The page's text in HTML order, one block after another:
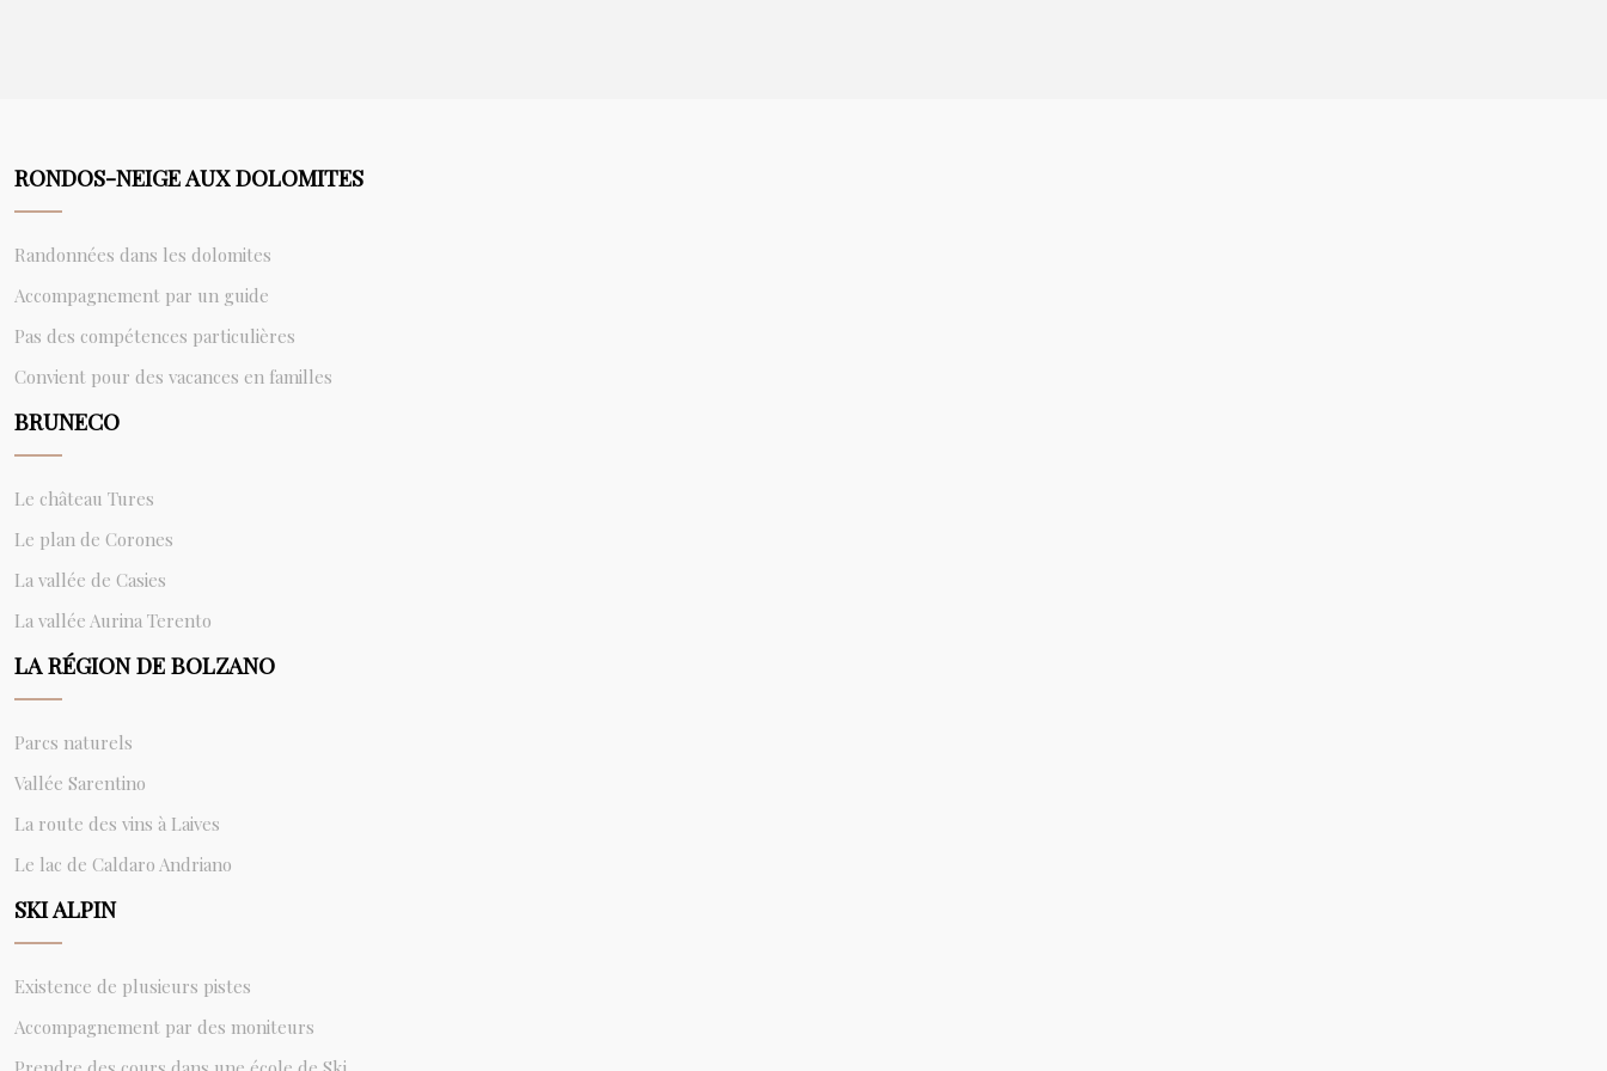
RONDOS-NEIGE AUX DOLOMITES
Randonnées dans les dolomites
Accompagnement par un guide
Pas des compétences particulières
Convient pour des vacances en familles
BRUNECO
Le château Tures
Le plan de Corones
La vallée de Casies
La vallée Aurina Terento
LA RÉGION DE BOLZANO
Parcs naturels
Vallée Sarentino
La route des vins à Laives
Le lac de Caldaro Andriano
SKI ALPIN
Existence de plusieurs pistes
Accompagnement par des moniteurs